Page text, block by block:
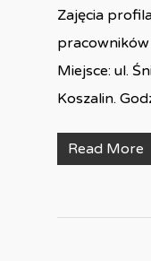
Zajęcia
pracowników
Miejsce: ul.
Koszalin.
Read More